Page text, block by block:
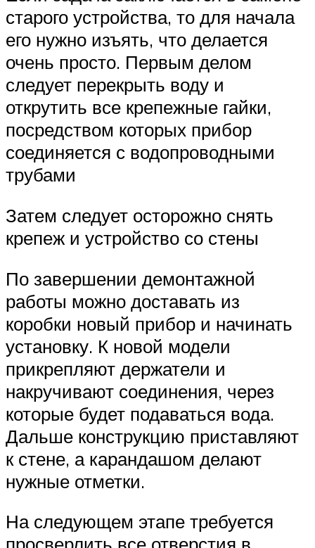
старого устройства, то для начала
его нужно изъять, что делается
очень просто. Первым делом
следует перекрыть воду и
открутить все крепежные гайки,
посредством которых прибор
соединяется с водопроводными
трубами
Затем следует осторожно снять
крепеж и устройство со стены
По завершении демонтажной
работы можно доставать из
коробки новый прибор и начинать
установку. К новой модели
прикрепляют держатели и
накручивают соединения, через
которые будет подаваться вода.
Дальше конструкцию приставляют
к стене, а карандашом делают
нужные отметки.
На следующем этапе требуется